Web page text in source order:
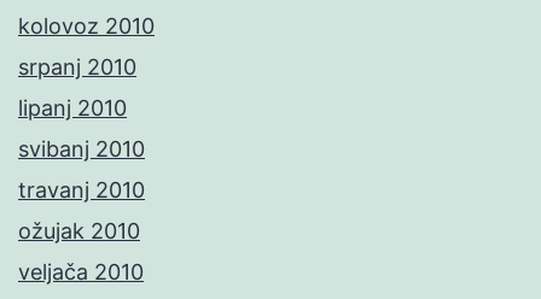
kolovoz 2010
srpanj 2010
lipanj 2010
svibanj 2010
travanj 2010
ožujak 2010
veljača 2010